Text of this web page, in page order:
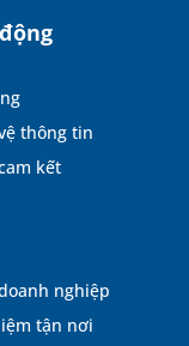
thông tin
kết
nghiệp
tận nơi